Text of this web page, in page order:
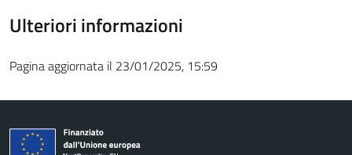
Ulteriori informazioni
Pagina aggiornata il 23/01/2025, 15:59